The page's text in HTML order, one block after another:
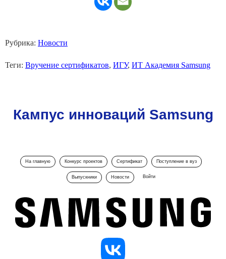
Рубрика: Новости
Теги: Вручение сертификатов, ИГУ, ИТ Академия Samsung
Кампус инноваций Samsung
На главную Конкурс проектов Сертификат Поступление в вуз
Выпускники Новости Войти